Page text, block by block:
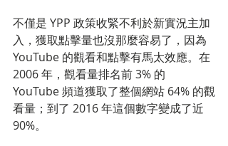
不僅是 YPP 政策收緊不利於新實況主加
入，獲取點擊量也沒那麼容易了，因為
YouTube 的觀看和點擊有馬太效應。在
2006 年，觀看量排名前 3% 的
YouTube 頻道獲取了整個網站 64% 的觀
看量；到了 2016 年這個數字變成了近
90%。